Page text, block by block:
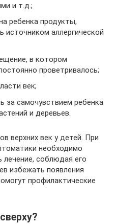
и т.д.;
ребенка продукты,
источником аллергической
в котором
проветривалось;
век;
за самочувствием ребенка
и деревьев.
верхних век у детей. При
необходимо
лечение, соблюдая его
избежать появления
профилактические